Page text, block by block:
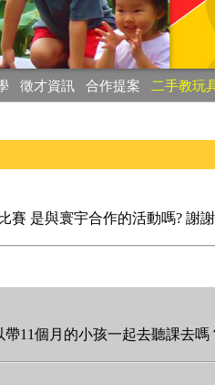
徵才資訊 合作提案
二手教玩
賽 是與寰宇合作的活動嗎? 謝謝
11個月的小孩一起去聽課去嗎